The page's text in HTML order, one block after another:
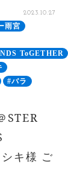
2023.10.27
雨宮
ToGETHER
#バラ
STER
キ様 ご